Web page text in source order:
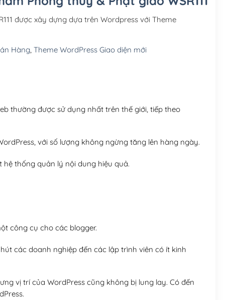
Hosting 3GB SSD (1
được xây dựng dựa trên Wordpress với Theme
Hàng, Theme WordPress Giao diện mới
thường được sử dụng nhất trên thế giới, tiếp theo
với số lượng không ngừng tăng lên hàng ngày.
thống quản lý nội dung hiệu quả.
công cụ cho các blogger.
các doanh nghiệp đến các lập trình viên có ít kinh
vị trí của WordPress cũng không bị lung lay. Có đến